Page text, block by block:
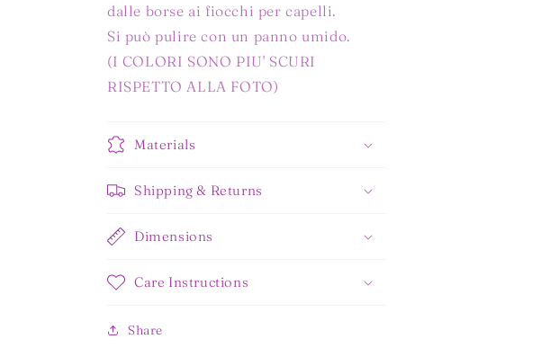
dalle borse ai fiocchi per capelli.
Si può pulire con un panno umido.
(I COLORI SONO PIU' SCURI
RISPETTO ALLA FOTO)
Materials
Shipping & Returns
Dimensions
Care Instructions
Share